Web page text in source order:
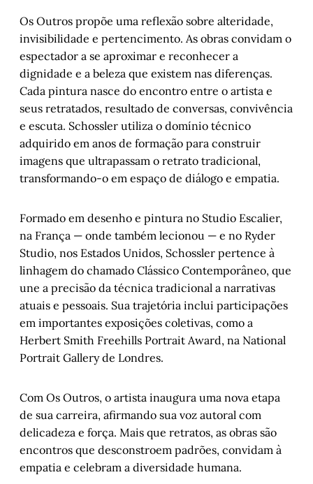
Os Outros propõe uma reflexão sobre alteridade,
invisibilidade e pertencimento. As obras convidam o
espectador a se aproximar e reconhecer a
dignidade e a beleza que existem nas diferenças.
Cada pintura nasce do encontro entre o artista e
seus retratados, resultado de conversas, convivência
e escuta. Schossler utiliza o domínio técnico
adquirido em anos de formação para construir
imagens que ultrapassam o retrato tradicional,
transformando-o em espaço de diálogo e empatia.
Formado em desenho e pintura no Studio Escalier,
na França — onde também lecionou — e no Ryder
Studio, nos Estados Unidos, Schossler pertence à
linhagem do chamado Clássico Contemporâneo, que
une a precisão da técnica tradicional a narrativas
atuais e pessoais. Sua trajetória inclui participações
em importantes exposições coletivas, como a
Herbert Smith Freehills Portrait Award, na National
Portrait Gallery de Londres.
Com Os Outros, o artista inaugura uma nova etapa
de sua carreira, afirmando sua voz autoral com
delicadeza e força. Mais que retratos, as obras são
encontros que desconstroem padrões, convidam à
empatia e celebram a diversidade humana.